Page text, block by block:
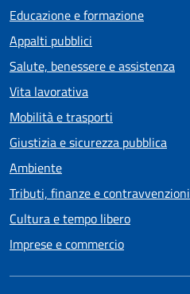
Educazione e formazione
Appalti pubblici
Salute, benessere e assistenza
Vita lavorativa
Mobilità e trasporti
Giustizia e sicurezza pubblica
Ambiente
Tributi, finanze e contravvenzioni
Cultura e tempo libero
Imprese e commercio